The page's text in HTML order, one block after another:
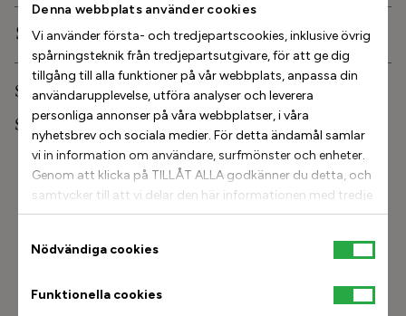
Denna webbplats använder cookies
Vi använder första- och tredjepartscookies, inklusive övrig
spårningsteknik från tredjepartsutgivare, för att ge dig
tillgång till alla funktioner på vår webbplats, anpassa din
användarupplevelse, utföra analyser och leverera
personliga annonser på våra webbplatser, i våra
nyhetsbrev och sociala medier. För detta ändamål samlar
vi in information om användare, surfmönster och enheter.
Genom att klicka på TILLÅT ALLA godkänner du detta, och
samtycker till att vi delar den här informationen med tredje
part, till exempel våra annonspartners. Om du vill kan
på att om du blockerar vissa typer av cookies kan det
som du kanske vill ha. För mer information och för att
Nödvändiga cookies
Funktionella cookies
Service och info
Skovård
Stinaa.J Studio
Hitta min storlek
Ange fotlängd i mm
Hur mäter jag mina fötter?